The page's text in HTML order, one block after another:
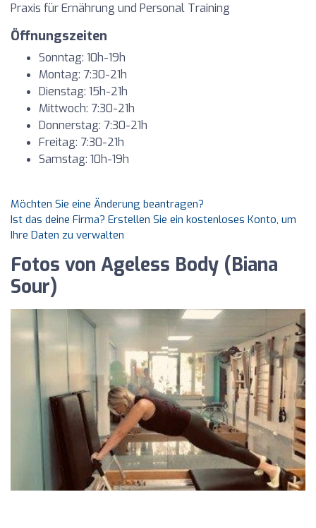
Praxis für Ernährung und Personal Training
Öffnungszeiten
Sonntag: 10h-19h
Montag: 7:30-21h
Dienstag: 15h-21h
Mittwoch: 7:30-21h
Donnerstag: 7:30-21h
Freitag: 7:30-21h
Samstag: 10h-19h
Möchten Sie eine Änderung beantragen?
Ist das deine Firma? Erstellen Sie ein kostenloses Konto, um
Ihre Daten zu verwalten
Fotos von Ageless Body (Biana
Sour)